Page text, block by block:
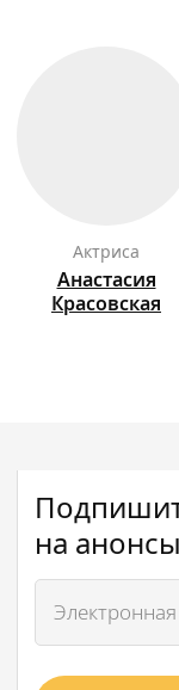
актриса
Анастасия
Красовская
на